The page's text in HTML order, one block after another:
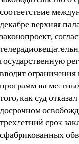
соответствие
декабре верхняя
законопроект,
государственную
вводит
программ на
того, как суд
досрочном
трехлетний срок
сфабрикованных